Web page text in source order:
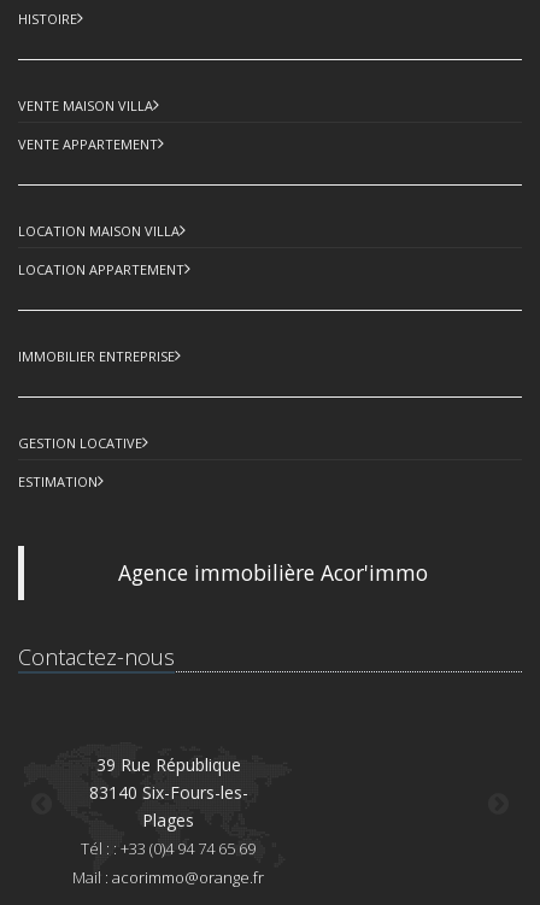
HISTOIRE
VENTE MAISON VILLA
VENTE APPARTEMENT
LOCATION MAISON VILLA
LOCATION APPARTEMENT
IMMOBILIER ENTREPRISE
GESTION LOCATIVE
ESTIMATION
Agence immobilière Acor'immo
Contactez-nous
39 Rue République
83140 Six-Fours-les-
Plages
Tél : : +33 (0)4 94 74 65 69
Mail : acorimmo@orange.fr